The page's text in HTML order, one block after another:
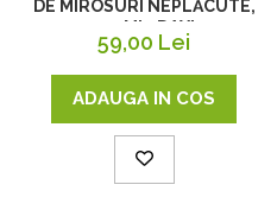
DE MIROSURI NEPLĂCUTE,
500ML, DAXI
59,00 Lei
ADAUGA IN COS